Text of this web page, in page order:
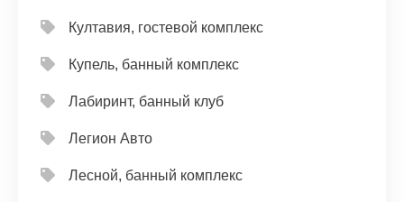
Култавия, гостевой комплекс
Купель, банный комплекс
Лабиринт, банный клуб
Легион Авто
Лесной, банный комплекс